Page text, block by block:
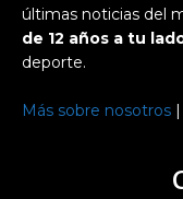
últimas noticias del
de 12 años a tu
deporte.
Más sobre nosotros |